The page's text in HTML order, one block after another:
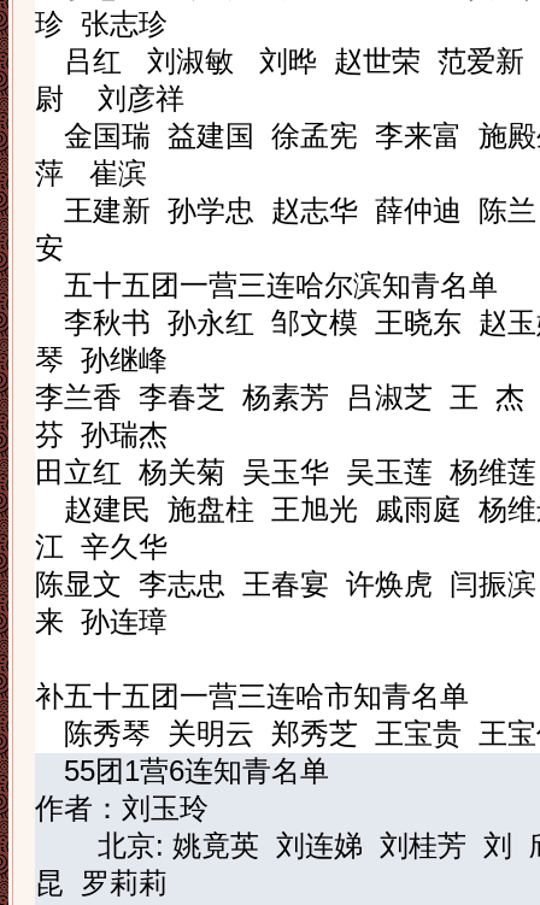
珍 张志珍
吕红 刘淑敏 刘 晔 赵世荣 范爱新
尉
刘彦祥
金国瑞 益建国 徐孟宪 李来富
施
萍
崔滨
王建新 孙学忠 赵志华 薛仲迪
陈兰
安
五十五团一营三连哈尔滨知青名单
李秋书 孙永红 邹文模 王晓东
赵
琴 孙继峰
李兰香 李春芝 杨素芳 吕淑芝 王
杰
芬 孙瑞杰
田立红
杨关菊 吴玉华 吴玉莲 杨维莲
赵建民
施盘柱 王旭光 戚雨庭
杨
江 辛久华
陈显文 李志忠 王春宴 许焕虎
闫振滨
来 孙连璋
补五十五团一营三连哈市知青名单
陈秀琴
关明云 郑秀芝 王宝贵
王
55团1营6连知青名单
作者：刘玉玲
北京: 姚竟英 刘连娣 刘桂芳 刘
昆
罗莉莉